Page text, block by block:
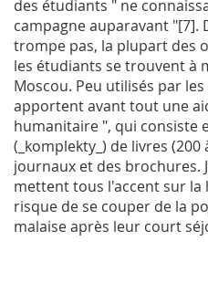
des étudiants " ne
campagne auparavant "[7].
trompe pas, la plupart des
les étudiants se trouvent à
Moscou. Peu utilisés par
apportent avant tout une
humanitaire ", qui consiste
(_komplekty_) de livres
journaux et des brochures.
mettent tous l'accent sur la
risque de se couper de la
malaise après leur court